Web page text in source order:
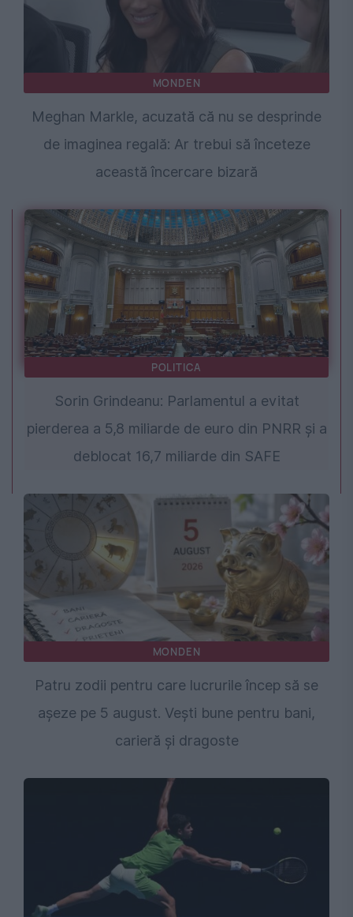
MONDEN
Meghan Markle, acuzată că nu se desprinde
de imaginea regală: Ar trebui să înceteze
această încercare bizară
POLITICA
Sorin Grindeanu: Parlamentul a evitat
pierderea a 5,8 miliarde de euro din PNRR și a
deblocat 16,7 miliarde din SAFE
MONDEN
Patru zodii pentru care lucrurile încep să se
așeze pe 5 august. Vești bune pentru bani,
carieră și dragoste